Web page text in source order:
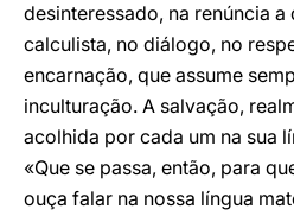
desinteressado, na renúncia
calculista, no diálogo, no
encarnação, que assume
inculturação. A salvação,
acolhida por cada um na sua
«Que se passa, então, para
ouça falar na nossa língua